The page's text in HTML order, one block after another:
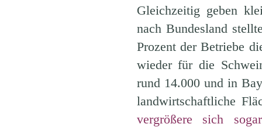
Gleichzeitig geben
nach Bundesland
Prozent der Betriebe
wieder für die
rund 14.000 und in
landwirtschaftliche
vergrößere sich